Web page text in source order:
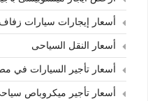
أسعار إيجارات سيارات زفاف
أسعار النقل السياحى
أسعار تأجير السيارات في
أسعار تأجير ميكروباص